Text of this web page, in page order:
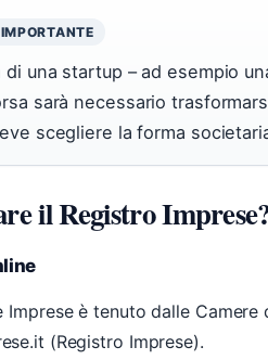
di una startup – ad esempio
sarà necessario
scegliere la forma
il Registro
Imprese è tenuto dalle
(Registro Imprese).